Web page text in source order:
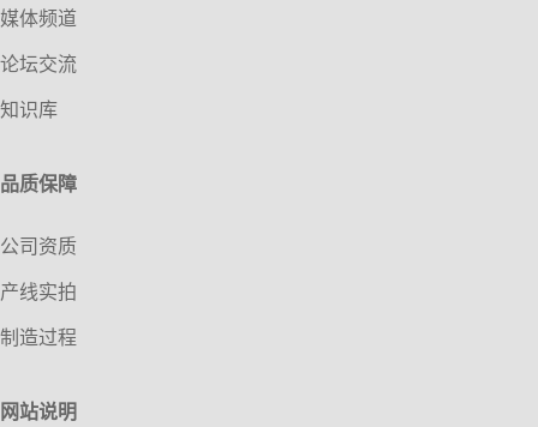
媒体频道
论坛交流
知识库
品质保障
公司资质
产线实拍
制造过程
网站说明